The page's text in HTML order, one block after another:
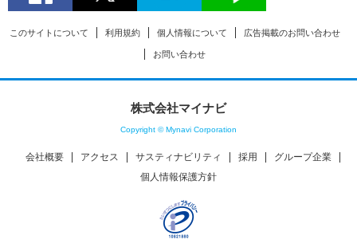
このサイトについて 利用規約 個人情報について 広告掲載のお問い合わせ
お問い合わせ
株式会社マイナビ
Copyright © Mynavi Corporation
会社概要 アクセス サスティナビリティ 採用
グループ企業
個人情報保護方針